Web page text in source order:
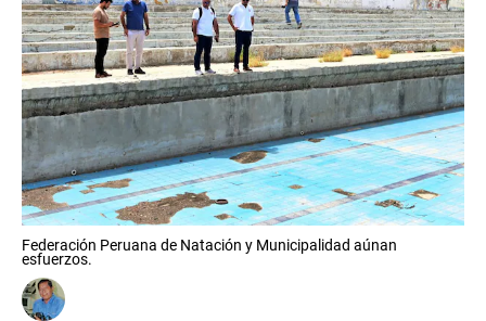
Federación Peruana de Natación y Municipalidad aúnan
esfuerzos.